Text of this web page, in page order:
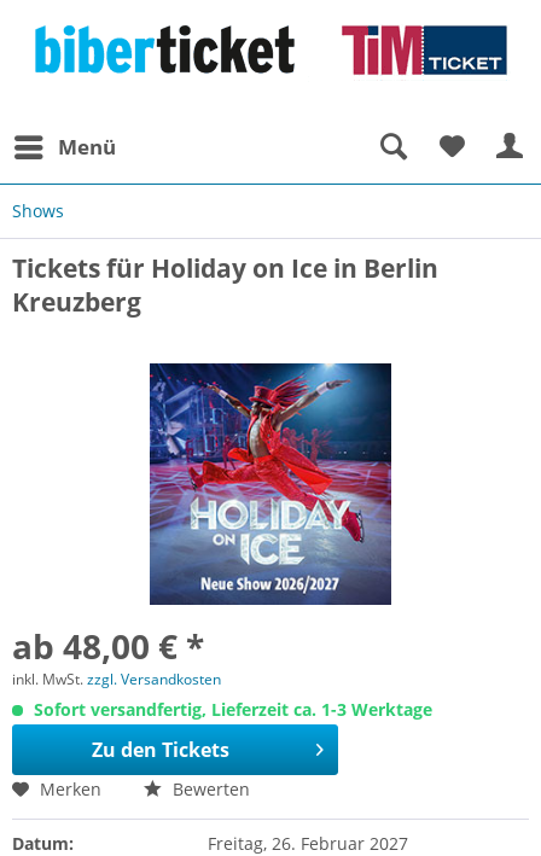
Menü
Shows
Tickets für Holiday on Ice in Berlin
Kreuzberg
ab 48,00 € *
inkl. MwSt.zzgl. Versandkosten
Sofort versandfertig, Lieferzeit ca. 1-3 Werktage
Zu den Tickets
Merken Bewerten
Datum:
Freitag, 26. Februar 2027